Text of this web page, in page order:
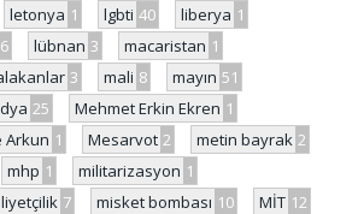
letonya 1 lgbti 40 liberya 1
6 lübnan 3 macaristan 1
3 mali 8 mayın 51
25 Mehmet Erkin Ekren 1
Arkun 1 Mesarvot 2 metin bayrak 2
mhp 1 militarizasyon 1
7 misket bombası 10 MİT 12